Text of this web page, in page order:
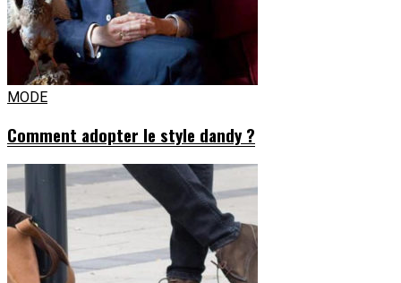
MODE
Comment adopter le style dandy ?